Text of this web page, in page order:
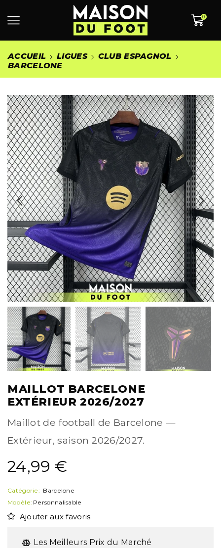
0
ACCUEIL LIGUES
CLUB ESPAGNOL
BARCELONE
MAILLOT BARCELONE
EXTÉRIEUR 2026/2027
Maillot de football de Barcelone —
Extérieur, saison 2026/2027.
24,99 €
Catégorie: Barcelone
Modèle: Personnalisable
Ajouter aux favoris
Les Meilleurs Prix du Marché